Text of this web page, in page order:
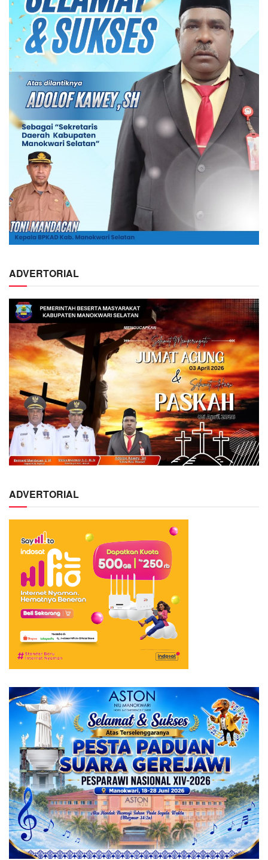
ADVERTORIAL
ADVERTORIAL